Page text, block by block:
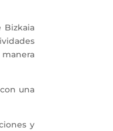
Bizkaia
con una
y